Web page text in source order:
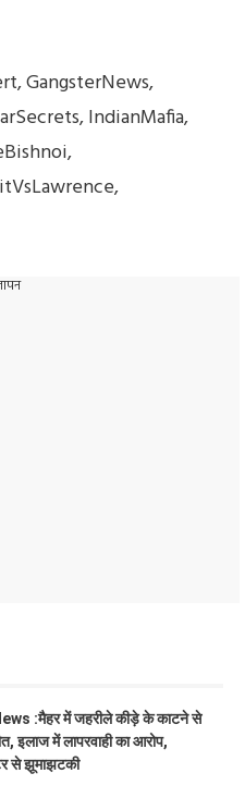
,GangsterNews,
,IndianMafia,
,
,
:मैहर में जहरीले कीड़े के काटने से
इलाज में लापरवाही का आरोप,
से झूमाझटकी